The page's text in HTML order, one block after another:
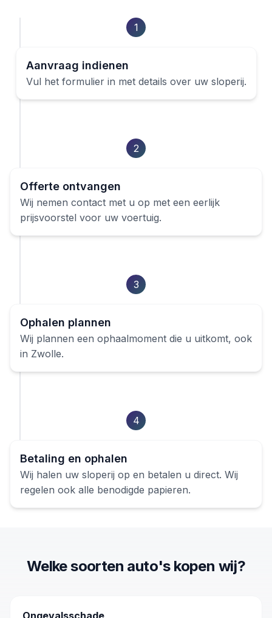
1
Aanvraag indienen
Vul het formulier in met details over uw sloperij.
2
Offerte ontvangen
Wij nemen contact met u op met een eerlijk
prijsvoorstel voor uw voertuig.
3
Ophalen plannen
Wij plannen een ophaalmoment die u uitkomt, ook
in Zwolle.
4
Betaling en ophalen
Wij halen uw sloperij op en betalen u direct. Wij
regelen ook alle benodigde papieren.
Welke soorten auto'skopen wij?
Ongevalsschade